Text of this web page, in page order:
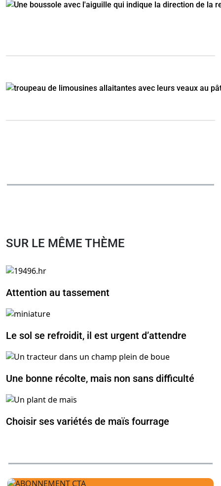
SUR LE MÊME THÈME
Attention au tassement
Le sol se refroidit, il est urgent d’attendre
Une bonne récolte, mais non sans difficulté
Choisir ses variétés de maïs fourrage